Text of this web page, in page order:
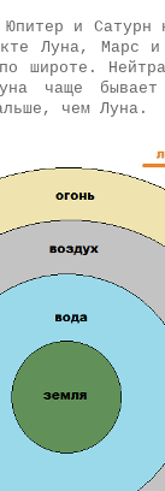
Юпитер и
Луна, Марс
широте.
чаще
чем Луна.